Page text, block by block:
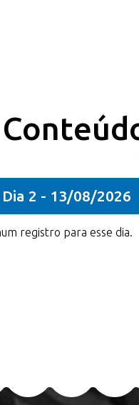
Dia 2 - 13/08/2026
registro para esse dia.